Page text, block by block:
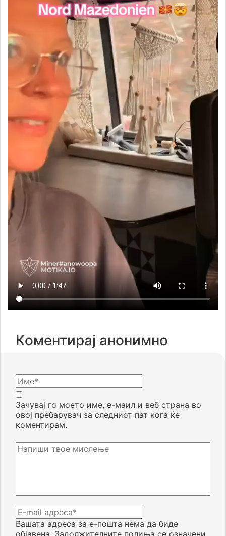
Коментирај анонимно
Вашата адреса за е-пошта нема да биде
објавена. Задолжителните полиња се означени
Зачувај го моето име, е-маил и веб страна во
овој пребарувач за следниот пат кога ќе
коментирам.